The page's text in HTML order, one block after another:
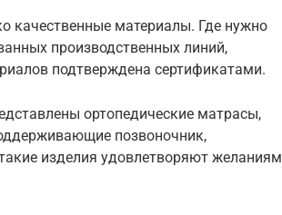
качественные материалы. Где нужно
производственных линий,
подтверждена сертификатами.
ортопедические матрасы,
позвоночник,
изделия удовлетворяют желаниям